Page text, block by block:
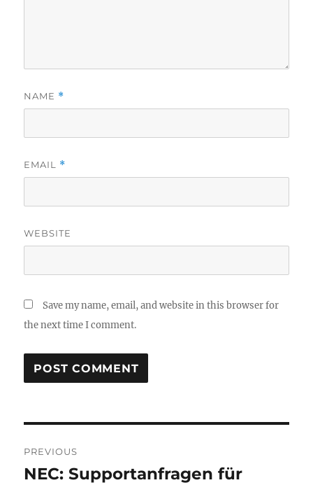
NAME *
EMAIL *
WEBSITE
Save my name, email, and website in this browser for
the next time I comment.
navigation
PREVIOUS
Previous
NEC: Supportanfragen für